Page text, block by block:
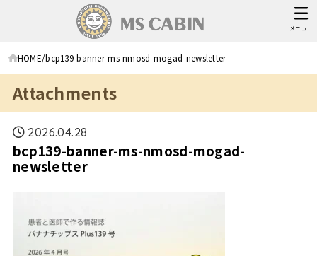
メニュー
HOME bcp139-banner-ms-nmosd-mogad-newsletter
Attachments
2026.04.28
bcp139-banner-ms-nmosd-mogad-
newsletter